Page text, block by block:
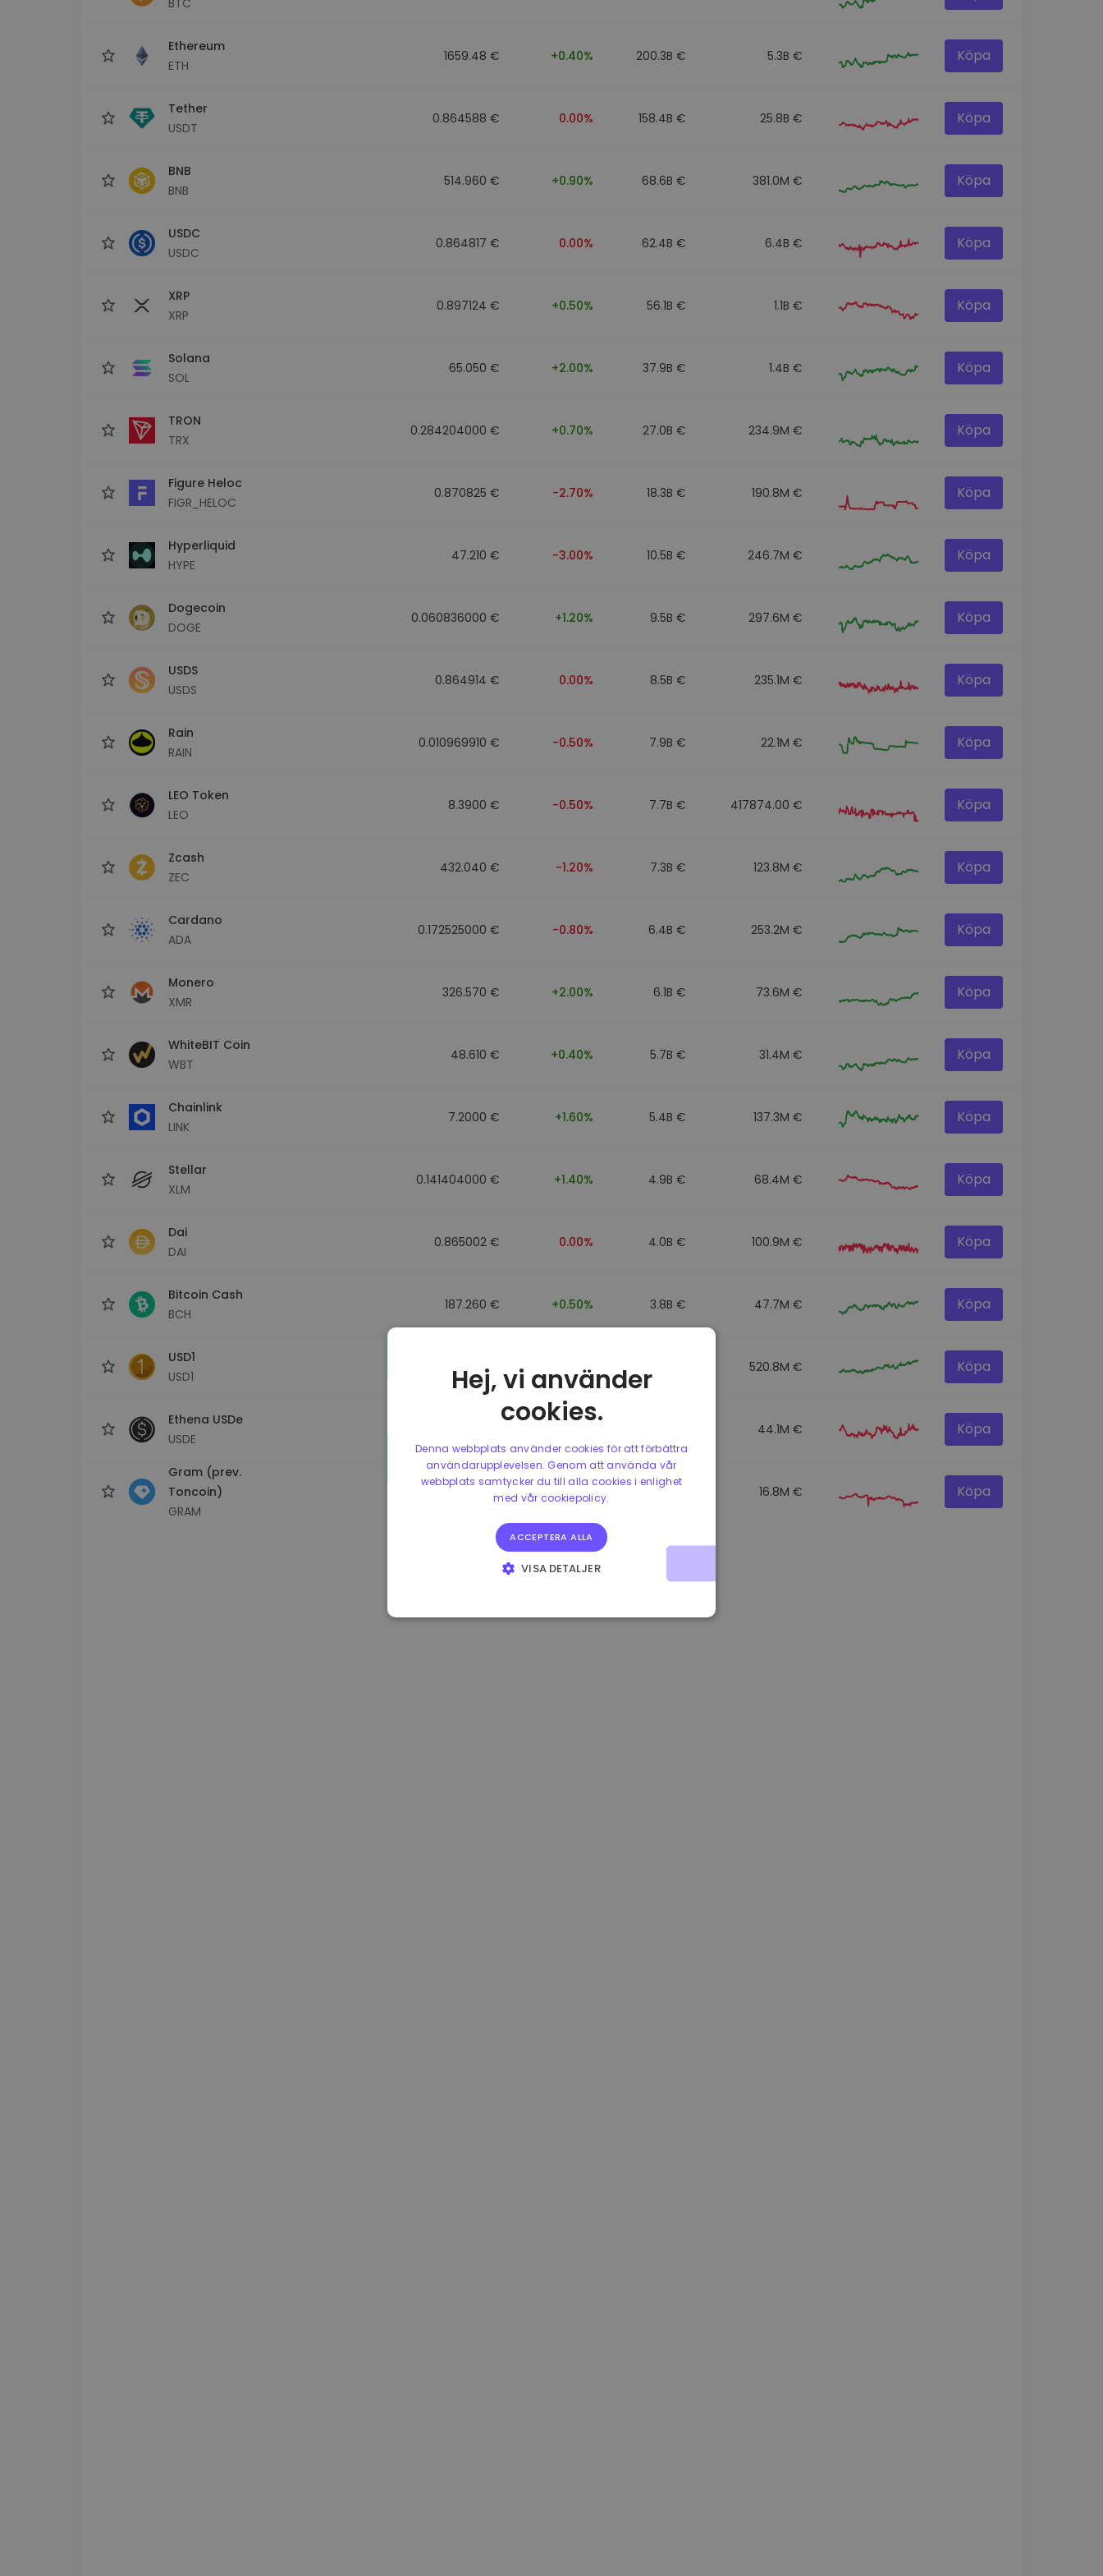
Ethereum
ETH
1659.48 € +0.40% 200.3B € 5.3B € Köpa
Tether
USDT
0.864588 € 0.00% 158.4B € 25.8B € Köpa
BNB
BNB
514.960 € +0.90% 68.6B € 381.0M € Köpa
USDC
USDC
0.864817 € 0.00% 62.4B € 6.4B € Köpa
XRP
XRP
0.897124 € +0.50% 56.1B € 1.1B € Köpa
Solana
SOL
65.050 € +2.00% 37.9B € 1.4B € Köpa
TRON
TRX
0.284204000 € +0.70% 27.0B € 234.9M € Köpa
Figure Heloc
FIGR_HELOC
0.870825 € -2.70% 18.3B € 190.8M € Köpa
Hyperliquid
HYPE
47.210 € -3.00% 10.5B € 246.7M € Köpa
Dogecoin
DOGE
0.060836000 € +1.20% 9.5B € 297.6M € Köpa
USDS
USDS
0.864914 € 0.00% 8.5B € 235.1M € Köpa
Rain
RAIN
0.010969910 € -0.50% 7.9B € 22.1M € Köpa
LEO Token
LEO
8.3900 € -0.50% 7.7B € 417874.00 € Köpa
Zcash
ZEC
432.040 € -1.20% 7.3B € 123.8M € Köpa
Cardano
ADA
0.172525000 € -0.80% 6.4B € 253.2M € Köpa
Monero
XMR
326.570 € +2.00% 6.1B € 73.6M € Köpa
WhiteBIT Coin
WBT
48.610 € +0.40% 5.7B € 31.4M € Köpa
Chainlink
LINK
7.2000 € +1.60% 5.4B € 137.3M € Köpa
Stellar
XLM
0.141404000 € +1.40% 4.9B € 68.4M € Köpa
Dai
DAI
0.865002 € 0.00% 4.0B € 100.9M € Köpa
Bitcoin Cash
BCH
187.260 € +0.50% 3.8B € 47.7M € Köpa
USD1
USD1
0.864902 € 0.00% 520.8M € Köpa
Ethena USDe
USDE
44.1M € Köpa
Gram (prev.
Toncoin)
GRAM
1.180000 € +1.90% 3.2B € 16.8M € Köpa
Hej, vi använder
cookies.
Denna webbplats använder cookies för att förbättra
användarupplevelsen. Genom att använda vår
webbplats samtycker du till alla cookies i enlighet
med vår cookiepolicy.
ACCEPTERA ALLA
VISA DETALJER